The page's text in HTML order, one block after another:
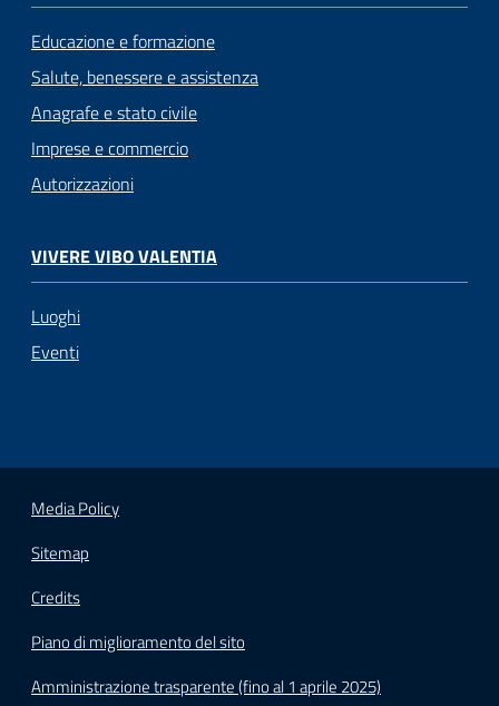
Educazione e formazione
Salute, benessere e assistenza
Anagrafe e stato civile
Imprese e commercio
Autorizzazioni
VIVERE VIBO VALENTIA
Luoghi
Eventi
Media Policy
Sitemap
Credits
Piano di miglioramento del sito
Amministrazione trasparente (fino al 1 aprile 2025)